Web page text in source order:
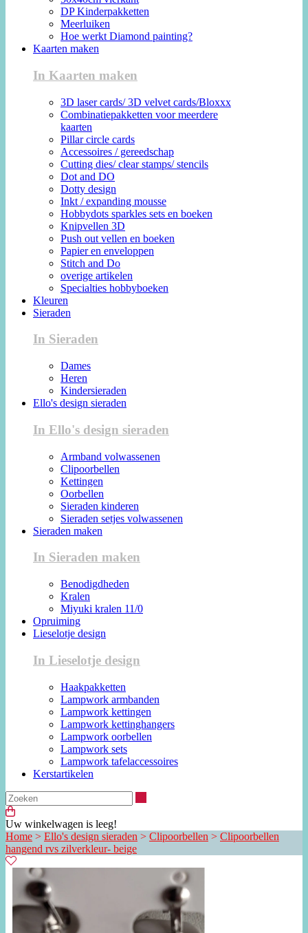
DP Kinderpakketten
Meerluiken
Hoe werkt Diamond painting?
Kaarten maken
In Kaarten maken
3D laser cards/ 3D velvet cards/Bloxxx
Combinatiepakketten voor meerdere
kaarten
Pillar circle cards
Accessoires / gereedschap
Cutting dies/ clear stamps/ stencils
Dot and DO
Dotty design
Inkt / expanding mousse
Hobbydots sparkles sets en boeken
Knipvellen 3D
Push out vellen en boeken
Papier en enveloppen
Stitch and Do
overige artikelen
Specialties hobbyboeken
Kleuren
Sieraden
In Sieraden
Dames
Heren
Kindersieraden
Ello's design sieraden
In Ello's design sieraden
Armband volwassenen
Clipoorbellen
Kettingen
Oorbellen
Sieraden kinderen
Sieraden setjes volwassenen
Sieraden maken
In Sieraden maken
Benodigdheden
Kralen
Miyuki kralen 11/0
Opruiming
Lieselotje design
In Lieselotje design
Haakpakketten
Lampwork armbanden
Lampwork kettingen
Lampwork kettinghangers
Lampwork oorbellen
Lampwork sets
Lampwork tafelaccessoires
Kerstartikelen
Uw winkelwagen is leeg!
Home > Ello's design sieraden > Clipoorbellen > Clipoorbellen
hangend rvs zilverkleur- beige